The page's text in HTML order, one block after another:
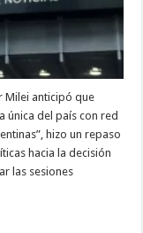
Milei anticipó que
única del país con red
hizo un repaso
hacia la decisión
las sesiones